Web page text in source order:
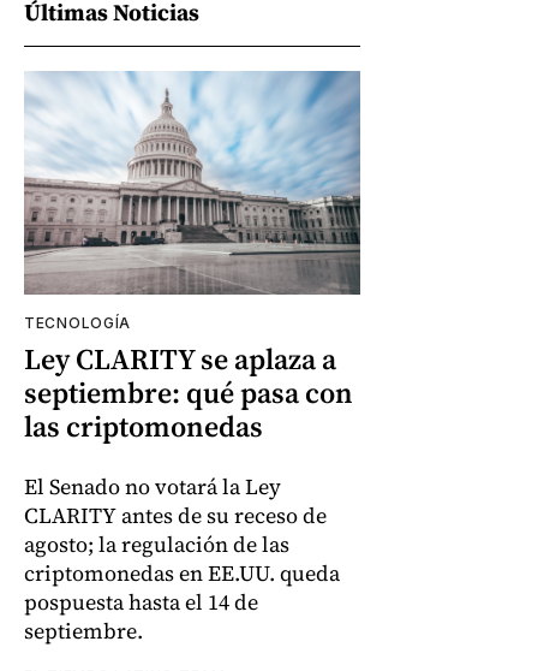
Últimas Noticias
TECNOLOGÍA
Ley CLARITY se aplaza a
septiembre: qué pasa con
las criptomonedas
El Senado no votará la Ley
CLARITY antes de su receso de
agosto; la regulación de las
criptomonedas en EE.UU. queda
pospuesta hasta el 14 de
septiembre.